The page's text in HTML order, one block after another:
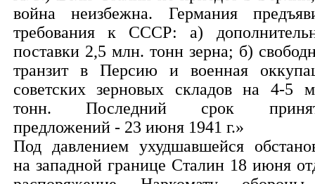
война неизбежна. Германия
требования к СССР: а)
поставки 2,5 млн. тонн зерна; б)
транзит в Персию и военная
советских зерновых складов на 4-5
тонн. Последний срок
предложений - 23 июня 1941 г.»
Под давлением ухудшавшейся
на западной границе Сталин 18 июня